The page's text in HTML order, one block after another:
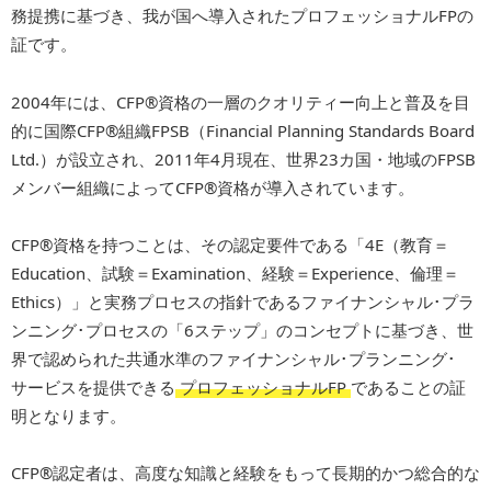
務提携に基づき、我が国へ導入されたプロフェッショナルFPの
証です。
2004年には、CFP®資格の一層のクオリティー向上と普及を目
的に国際CFP®組織FPSB（Financial Planning Standards Board
Ltd.）が設立され、2011年4月現在、世界23カ国・地域のFPSB
メンバー組織によってCFP®資格が導入されています。
CFP®資格を持つことは、その認定要件である「4E（教育＝
Education、試験＝Examination、経験＝Experience、倫理＝
Ethics）」と実務プロセスの指針であるファイナンシャル･プラ
ンニング･プロセスの「6ステップ」のコンセプトに基づき、世
界で認められた共通水準のファイナンシャル･プランニング･
サービスを提供できる プロフェッショナルFPであることの証
明となります。
CFP®認定者は、高度な知識と経験をもって長期的かつ総合的な